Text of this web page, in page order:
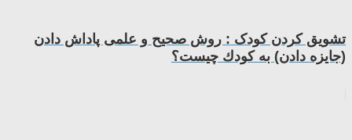
تشويق کردن کودک : روش صحیح و علمی پاداش دادن
(جایزه دادن) به كودك چیست؟